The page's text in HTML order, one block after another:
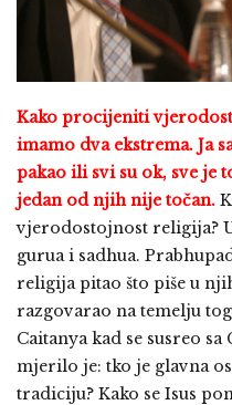
Kako procijeniti
imamo dva ekstrema. Ja
pakao ili svi su ok, sve je
jedan od njih nije točan.
vjerodostojnost religija?
gurua i sadhua.
religija pitao što piše u
razgovarao na temelju
Caitanya kad se susreo
mjerilo je: tko je glavna
tradiciju? Kako se Isus